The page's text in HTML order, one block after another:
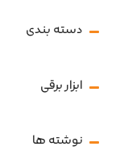
دسته بندی
ابزار برقی
نوشته ها